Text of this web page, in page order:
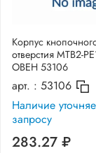
Корпус
отверстия MTB2-
ОВЕН 53106
арт. : 53106
Наличие
запросу
283.27 ₽